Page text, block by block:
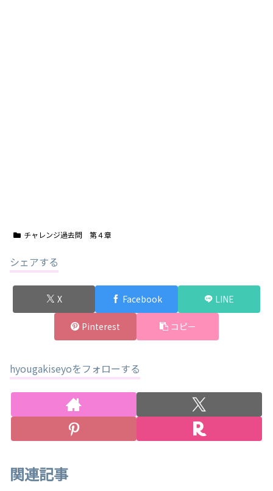
チャレンジ過去問 第４章
シェアする
X Facebook LINE
Pinterest コピー
hyougakiseyoをフォローする
関連記事